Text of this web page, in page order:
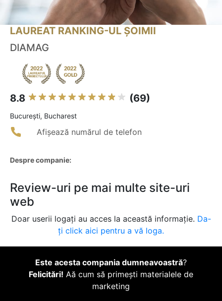
LAUREAT RANKING-UL ȘOIMII
DIAMAG
8.8 (69)
Bucureşti, Bucharest
Afișează numărul de telefon
Despre companie:
Review-uri pe mai multe site-uri
web
Doar userii logați au acces la această informație. Da-
ți click aici pentru a vă loga.
Este acesta compania dumneavoastră?
Felicitări! Aă cum să primești materialele de
marketing